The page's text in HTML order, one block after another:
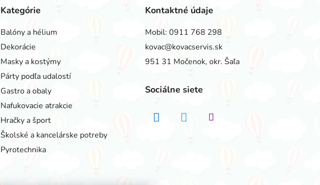
Kategórie
Balóny a hélium
Dekorácie
Masky a kostýmy
Párty podľa udalostí
Gastro a obaly
Nafukovacie atrakcie
Hračky a šport
Školské a kancelárske potreby
Pyrotechnika
Kontaktné údaje
Mobil: 0911 768 298
kovac@kovacservis.sk
951 31 Močenok, okr. Šaľa
Sociálne siete